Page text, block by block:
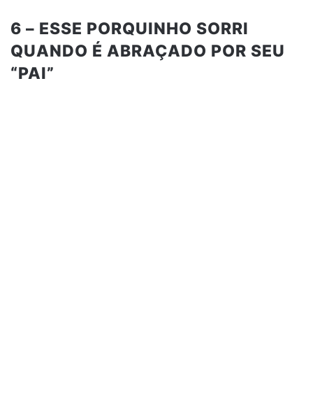
6 – ESSE PORQUINHO SORRI
QUANDO É ABRAÇADO POR SEU
“PAI”